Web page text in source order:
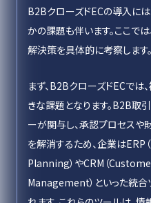
B2BクローズドECの導入に
かの課題も伴います。ここで
解決策を具体的に考察します。
まず、B2BクローズドECで
きな課題となります。B2B取
ーが関与し、承認プロセスや
を解消するため、企業は
Planning）やCRM（
Management）といった統